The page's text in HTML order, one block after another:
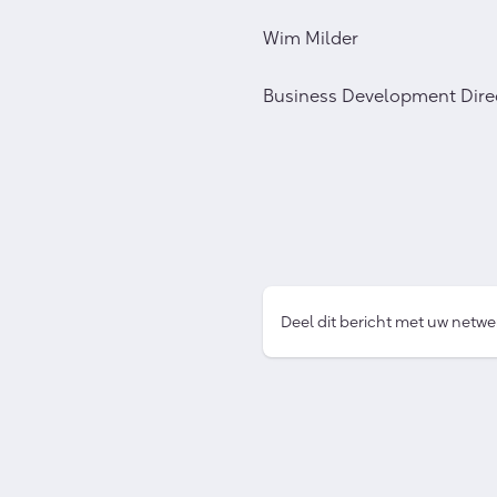
Wim Milder
Business Development
Deel dit bericht met uw